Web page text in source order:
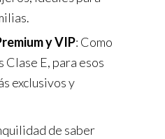
y VIP: Como
E, para esos
exclusivos y
de saber